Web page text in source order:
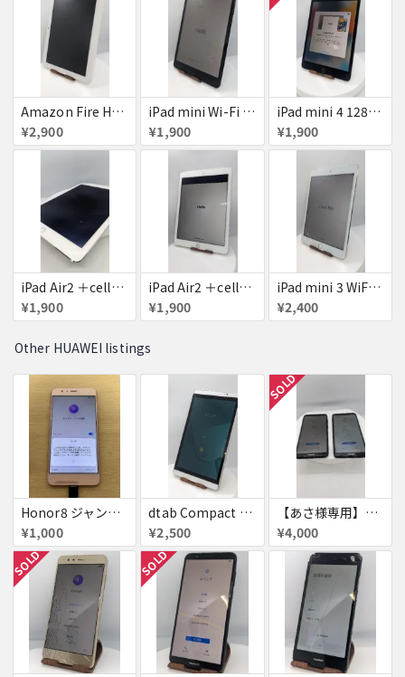
Amazon Fire HD 8 タブレット
¥2,900
iPad mini Wi-Fi + Cellular 64GB
¥1,900
iPad mini 4 128GB
¥1,900
iPad Air2 ＋cellular 16GB
¥1,900
iPad Air2 ＋cellular 16GB
¥1,900
iPad mini 3 WiFi+Cellular 16GB
¥2,400
Other HUAWEI listings
Honor8 ジャンク品
¥1,000
dtab Compact d-02H
¥2,500
SOLD
【あさ様専用】HUAWEI nova lite 2 ×２台
¥4,000
SOLD SOLD